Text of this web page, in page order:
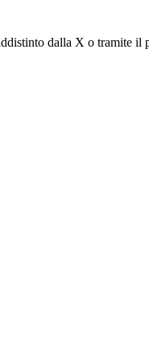
dalla X o tramite